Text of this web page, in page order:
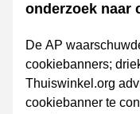
onderzoek naar
De AP
cookiebanners;
Thuiswinkel.org
cookiebanner te